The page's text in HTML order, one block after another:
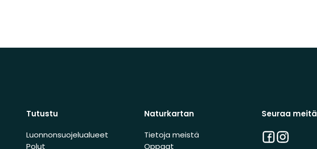
Tutustu
Luonnonsuojelualueet
Polut
Naturkartan
Tietoja meistä
Oppaat
Seuraa meitä
Facebook
Instagram